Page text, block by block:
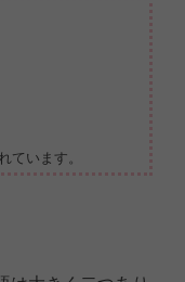
ています。